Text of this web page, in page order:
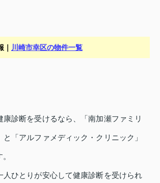
川崎市幸区の物件一覧
康診断を受けるなら、「南加瀬ファミリ
と「アルファメディック・クリニック」
人ひとりが安心して健康診断を受けられ